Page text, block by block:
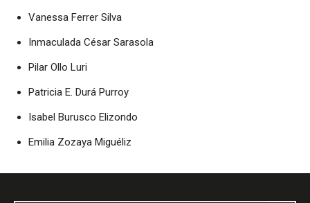
Vanessa Ferrer Silva
Inmaculada César Sarasola
Pilar Ollo Luri
Patricia E. Durá Purroy
Isabel Burusco Elizondo
Emilia Zozaya Miguéliz